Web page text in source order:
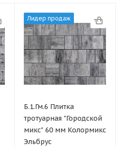
Лидер продаж
Б.1.Гм.6 Плитка
тротуарная "Городской
микс" 60 мм Колормикс
Эльбрус